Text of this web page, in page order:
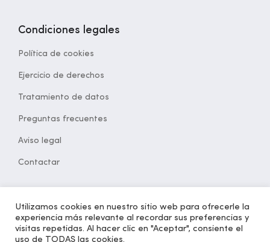
Condiciones legales
Política de cookies
Ejercicio de derechos
Tratamiento de datos
Preguntas frecuentes
Aviso legal
Contactar
© 2021 Desarrollado poropcion5.com| Todos los derechos
reservados | Versión 1.2
Utilizamos cookies en nuestro sitio web para ofrecerle la
experiencia más relevante al recordar sus preferencias y
visitas repetidas. Al hacer clic en "Aceptar", consiente el
uso de TODAS las cookies.